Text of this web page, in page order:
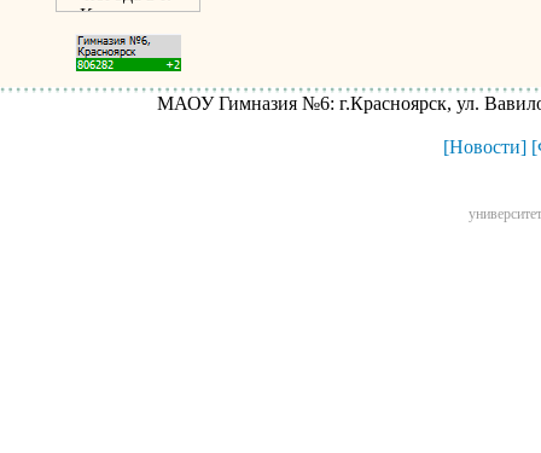
МАОУ Гимназия №6: г.Красноярск, ул.
[Новости]